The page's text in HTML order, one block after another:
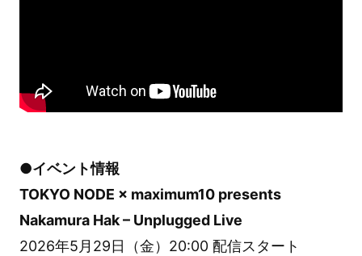
●イベント情報
TOKYO NODE × maximum10 presents
Nakamura Hak – Unplugged Live
2026年5月29日（金）20:00 配信スタート